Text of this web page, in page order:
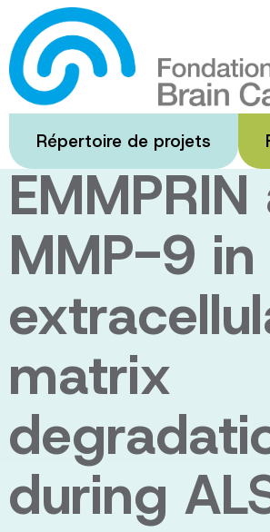
Passer
au
contenu
principal
Répertoire de projets
the role of
MMP-9 in
matrix
during